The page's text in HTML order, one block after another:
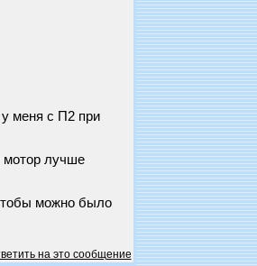
у меня с П2 при
мотор лучше
можно было
на это сообщение